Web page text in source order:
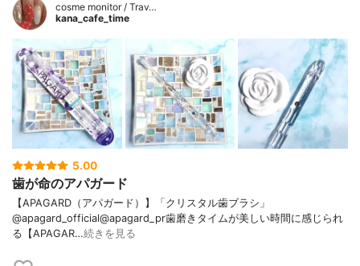
cosme monitor / Trav…
kana_cafe_time
5.00
歯が命のアパガード
【APAGARD（アパガード）】「クリスタル歯ブラシ」
@apagard_official@apagard_pr歯磨きタイムが美しい時間に感じられ
る【APAGAR…続きを見る